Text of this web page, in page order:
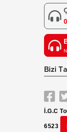
Bizi
İ.G.C
6523